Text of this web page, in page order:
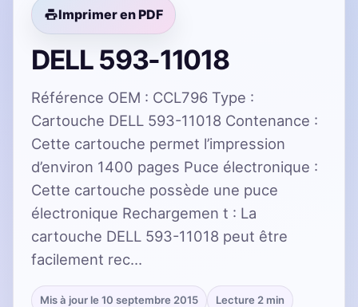
Imprimer en PDF
DELL 593-11018
Référence OEM : CCL796 Type :
Cartouche DELL 593-11018 Contenance :
Cette cartouche permet l’impression
d’environ 1400 pages Puce électronique :
Cette cartouche possède une puce
électronique Rechargemen t : La
cartouche DELL 593-11018 peut être
facilement rec…
Mis à jour le 10 septembre 2015 Lecture 2 min